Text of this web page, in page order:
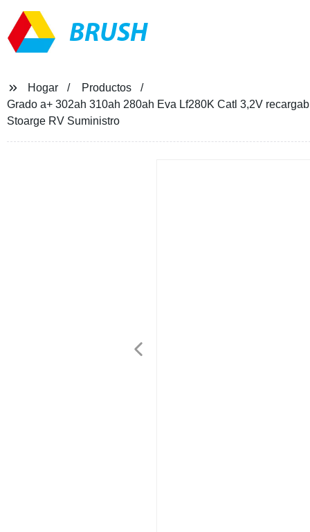
BRUSH
Hogar
Productos
Grado a+ 302ah 310ah 280ah Eva Lf280K Catl 3,2V
Stoarge RV Suministro